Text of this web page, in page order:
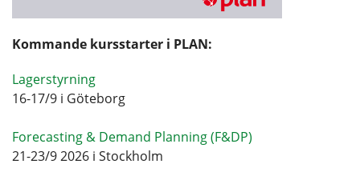
Kommande kursstarter i PLAN:
Lagerstyrning
16-17/9 i Göteborg
Forecasting & Demand Planning (F&DP)
21-23/9 2026 i Stockholm